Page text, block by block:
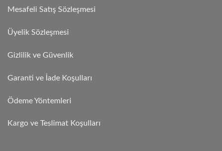
Mesafeli Satış Sözleşmesi
Üyelik Sözleşmesi
Gizlilik ve Güvenlik
Garanti ve İade Koşulları
Ödeme Yöntemleri
Kargo ve Teslimat Koşulları